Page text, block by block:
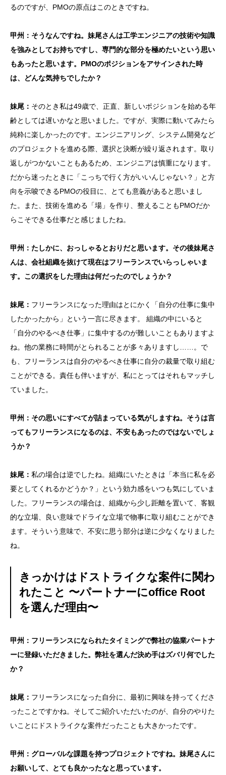
るのですが、PMOの原点はこのときですね。
甲州：そうなんですね。妹尾さんは工学エンジニアの技術や知識
を強みとしてお持ちですし、専門的な部分を極めたいという思い
もあったと思います。PMOのポジションをアサインされた時
は、どんな気持ちでしたか？
妹尾： そのとき私は49歳で、正直、新しいポジションを始める年
齢としては遅いかなと思いました。ですが、実際に動いてみたら
純粋に楽しかったのです。エンジニアリング、システム開発など
のプロジェクトを進める際、選択と決断が繰り返されます。取り
返しがつかないこともあるため、エンジニアは慎重になります。
だから迷ったときに「こっちで行く方がいいんじゃない？」と方
向を示唆できるPMOの役目に、とても意義があると思いまし
た。また、技術を進める「場」を作り、整えることもPMOだか
らこそできる仕事だと感じましたね。
甲州：たしかに、おっしゃるとおりだと思います。その後妹尾さ
んは、会社組織を抜けて現在はフリーランスでいらっしゃいま
す。この選択をした理由は何だったのでしょうか？
妹尾： フリーランスになった理由はとにかく「自分の仕事に集中
したかったから」という一言に尽きます。 組織の中にいると
「自分のやるべき仕事」に集中するのが難しいこともありますよ
ね。他の業務に時間がとられることが多々ありますし……。で
も、フリーランスは自分のやるべき仕事に自分の裁量で取り組む
ことができる。責任も伴いますが、私にとってはそれもマッチし
ていました。
甲州：その思いにすべてが詰まっている気がしますね。そうは言
ってもフリーランスになるのは、不安もあったのではないでしょ
うか？
妹尾： 私の場合は逆でしたね。組織にいたときは「本当に私を必
要としてくれるかどうか？」という効力感をいつも気にしていま
した。フリーランスの場合は、組織から少し距離を置いて、客観
的な立場、良い意味でドライな立場で物事に取り組むことができ
ます。そういう意味で、不安に思う部分は逆に少なくなりました
ね。
きっかけはドストライクな案件に関わ
れたこと 〜パートナーにoffice Root
を選んだ理由〜
甲州：フリーランスになられたタイミングで弊社の協業パートナ
ーに登録いただきました。弊社を選んだ決め手はズバリ何でした
か？
妹尾： フリーランスになった自分に、最初に興味を持ってくださ
ったことですかね。そしてご紹介いただいたのが、自分のやりた
いことにドストライクな案件だったことも大きかったです。
甲州：グローバルな課題を持つプロジェクトですね。妹尾さんに
お願いして、とても良かったなと思っています。